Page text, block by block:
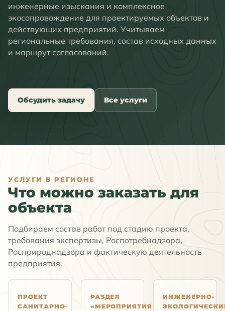
инженерные изыскания и комплексное
экосопровождение для проектируемых объектов и
действующих предприятий. Учитываем
региональные требования, состав исходных данных
и маршрут согласований.
Обсудить задачу Все услуги
УСЛУГИ В РЕГИОНЕ
Что можно заказать для
объекта
Подбираем состав работ под стадию проекта,
требования экспертизы, Роспотребнадзора,
Росприроднадзора и фактическую деятельность
предприятия.
ПРОЕКТ
САНИТАРНО-
РАЗДЕЛ
«МЕРОПРИЯТИЯ
ИНЖЕНЕРНО-